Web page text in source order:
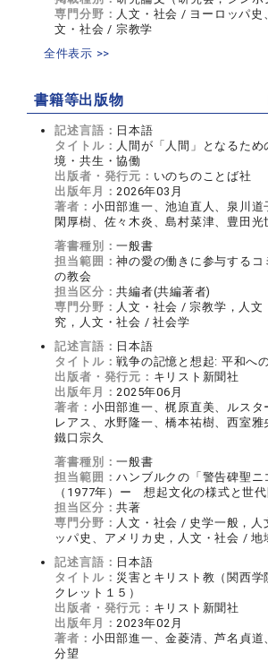
専門分野： 人文・社会 / ヨーロッパ史
文・社会 / 宗教学
全件表示 >>
書籍等出版物
記述言語： 日本語
タイトル： 人間が「人間」となるた
境・共生・協働
出版者・発行元： いのちのことば社
出版年月：2026年03月
著者： 小田部進一、池迫直人、泉川道
閑厚樹、佐々木炎、島村菜津、豊田光
著書種別：一般書
担当範囲：神の愛の働きに参与するコ
の教会
担当区分：共編者(共編著者)
専門分野： 人文・社会 / 宗教学，人文
究，人文・社会 / 社会学
記述言語： 日本語
タイトル：戦争の記憶と想起: 平和へ
出版者・発行元： キリスト新聞社
出版年月：2025年06月
著者： 小田部進一、梶原直美、ルスタ
レアス、水野隆一、橋本祐樹、西室雅
鐵口宗久
著書種別：一般書
担当範囲：ハンブルクの「警告碑聖ニ
（1977年）ー 想起文化の様式と世
担当区分：共著
専門分野： 人文・社会 / 史学一般，人
ッパ史、アメリカ史，人文・社会 / 地
記述言語： 日本語
タイトル： 災害とキリスト教（関西学
クレット１５）
出版者・発行元： キリスト新聞社
出版年月：2023年02月
著者： 小田部進一、金菱清、芦名貞道
分望